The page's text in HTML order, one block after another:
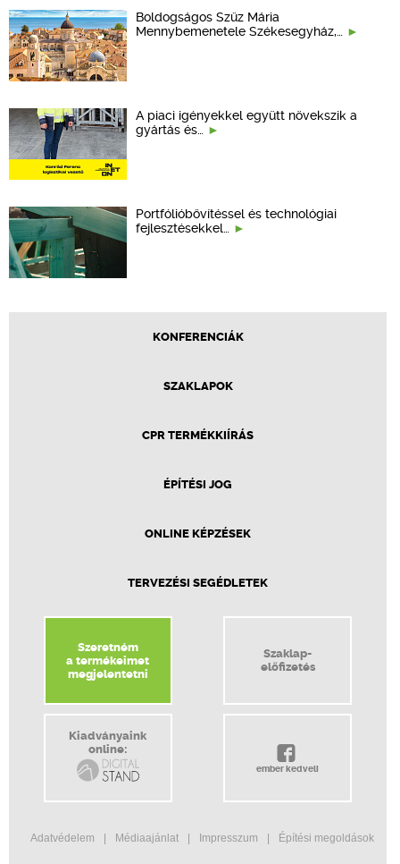
Boldogságos Szűz Mária
Mennybemenetele Székesegyház,…
A piaci igényekkel együtt növekszik a
gyártás és…
Portfólióbővítéssel és technológiai
fejlesztésekkel…
KONFERENCIÁK
SZAKLAPOK
CPR TERMÉKKIÍRÁS
ÉPÍTÉSI JOG
ONLINE KÉPZÉSEK
TERVEZÉSI SEGÉDLETEK
Szeretném
a termékeimet
megjelentetni
Szaklap-
előfizetés
Kiadványaink
online:
ember kedveli
Adatvédelem Médiaajánlat Impresszum Építési megoldások